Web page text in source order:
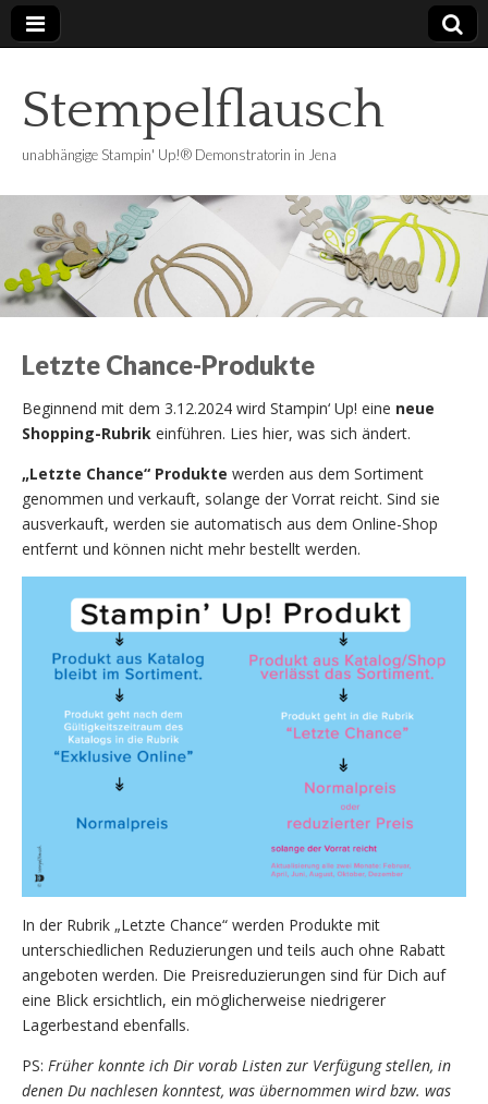
Stempelflausch
unabhängige Stampin' Up!® Demonstratorin in Jena
Letzte Chance-Produkte
Beginnend mit dem 3.12.2024 wird Stampin‘ Up! eine neue
Shopping-Rubrik einführen. Lies hier, was sich ändert.
„Letzte Chance“ Produkte werden aus dem Sortiment
genommen und verkauft, solange der Vorrat reicht. Sind sie
ausverkauft, werden sie automatisch aus dem Online-Shop
entfernt und können nicht mehr bestellt werden.
In der Rubrik „Letzte Chance“ werden Produkte mit
unterschiedlichen Reduzierungen und teils auch ohne Rabatt
angeboten werden. Die Preisreduzierungen sind für Dich auf
eine Blick ersichtlich, ein möglicherweise niedrigerer
Lagerbestand ebenfalls.
PS: Früher konnte ich Dir vorab Listen zur Verfügung stellen, in
denen Du nachlesen konntest, was übernommen wird bzw. was